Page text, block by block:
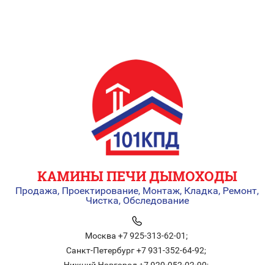
КАМИНЫ ПЕЧИ ДЫМОХОДЫ
Продажа, Проектирование, Монтаж, Кладка, Ремонт,
Чистка, Обследование
Москва +7 925-313-62-01;
Санкт-Петербург +7 931-352-64-92;